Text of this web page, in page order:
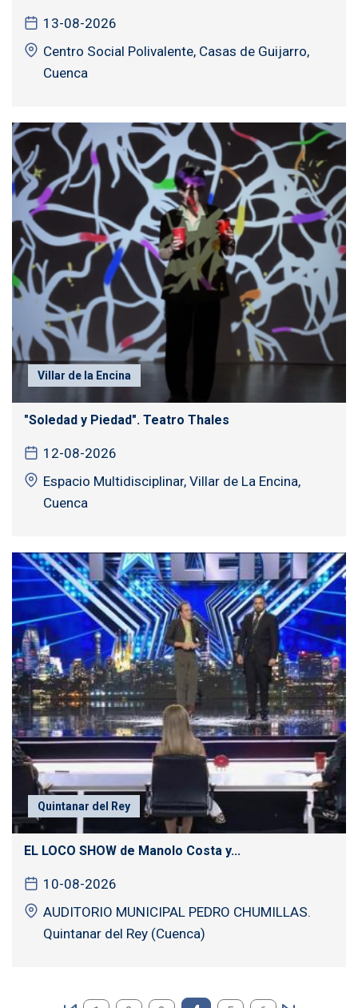
13-08-2026
Centro Social Polivalente, Casas de Guijarro,
Cuenca
Villar de la Encina
"Soledad y Piedad". Teatro Thales
12-08-2026
Espacio Multidisciplinar, Villar de La Encina,
Cuenca
Quintanar del Rey
EL LOCO SHOW de Manolo Costa y...
10-08-2026
AUDITORIO MUNICIPAL PEDRO CHUMILLAS.
Quintanar del Rey (Cuenca)